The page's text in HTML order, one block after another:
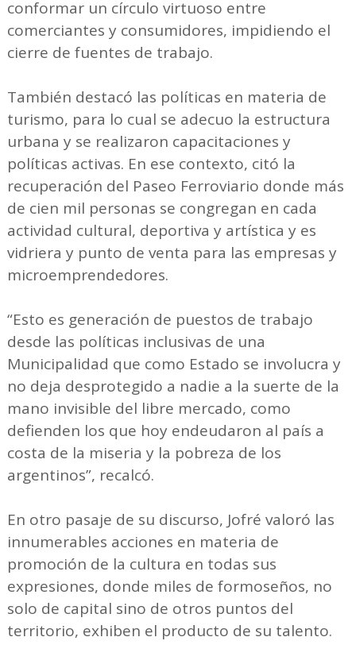
conformar un círculo virtuoso entre
comerciantes y consumidores, impidiendo el
cierre de fuentes de trabajo.
También destacó las políticas en materia de
turismo, para lo cual se adecuo la estructura
urbana y se realizaron capacitaciones y
políticas activas. En ese contexto, citó la
recuperación del Paseo Ferroviario donde más
de cien mil personas se congregan en cada
actividad cultural, deportiva y artística y es
vidriera y punto de venta para las empresas y
microemprendedores.
“Esto es generación de puestos de trabajo
desde las políticas inclusivas de una
Municipalidad que como Estado se involucra y
no deja desprotegido a nadie a la suerte de la
mano invisible del libre mercado, como
defienden los que hoy endeudaron al país a
costa de la miseria y la pobreza de los
argentinos”, recalcó.
En otro pasaje de su discurso, Jofré valoró las
innumerables acciones en materia de
promoción de la cultura en todas sus
expresiones, donde miles de formoseños, no
solo de capital sino de otros puntos del
territorio, exhiben el producto de su talento.